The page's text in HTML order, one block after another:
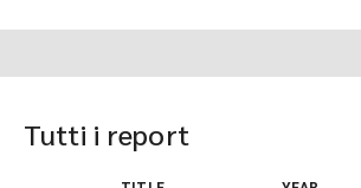
Tutti i report